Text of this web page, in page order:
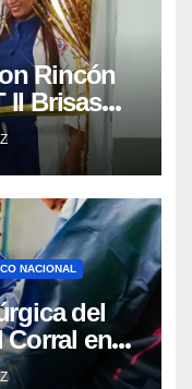
Rincón
II Brisas
NACIONAL
del
Corral en